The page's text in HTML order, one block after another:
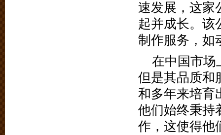
速发展，这家
起并成长。该
制作服务，如
在中国市场
但是其品质和
和多年来培育
他们始终秉持
作，这使得他